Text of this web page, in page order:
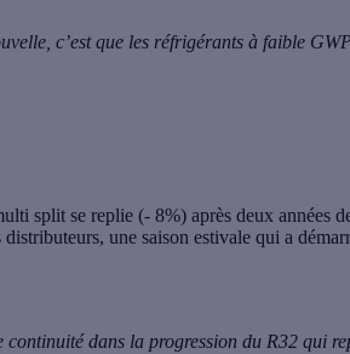
c’est que les réfrigérants à faible
split se replie (- 8%) après deux années
une saison estivale qui a
continuité dans la progression du R32 qui